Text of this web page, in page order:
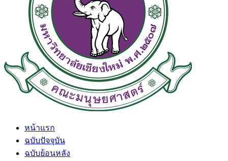
หน้าแรก
ฉบับปัจจุบัน
ฉบับย้อนหลัง